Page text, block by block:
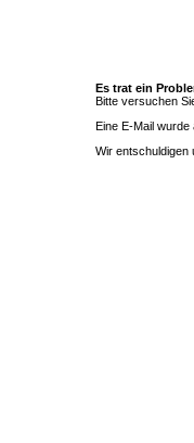
Es trat ein
Bitte versuchen
Eine E-Mail wurde
Wir entschuldigen